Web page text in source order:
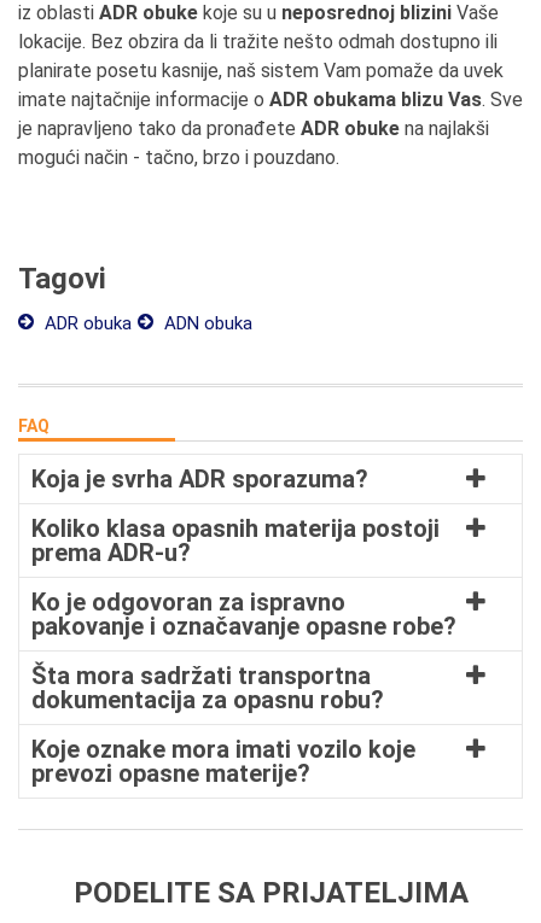
iz oblasti ADR obuke koje su u neposrednoj blizini Vaše
lokacije. Bez obzira da li tražite nešto odmah dostupno ili
planirate posetu kasnije, naš sistem Vam pomaže da uvek
imate najtačnije informacije o ADR obukama blizu Vas. Sve
je napravljeno tako da pronađete ADR obuke na najlakši
mogući način - tačno, brzo i pouzdano.
Tagovi
ADR obuka ADN obuka
FAQ
Koja je svrha ADR sporazuma?
Koliko klasa opasnih materija postoji
prema ADR-u?
Ko je odgovoran za ispravno
pakovanje i označavanje opasne robe?
Šta mora sadržati transportna
dokumentacija za opasnu robu?
Koje oznake mora imati vozilo koje
prevozi opasne materije?
PODELITE SA PRIJATELJIMA